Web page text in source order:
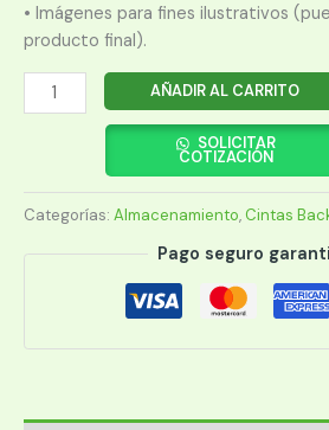
• Imágenes para fines ilustrativos
producto final).
CINTA
BACKUP
6
ULTRIUM
cantidad
AÑADIR AL CARRITO
SOLICITAR
COTIZACIÓN
Categorías: Almacenamiento, Cintas
Pago seguro